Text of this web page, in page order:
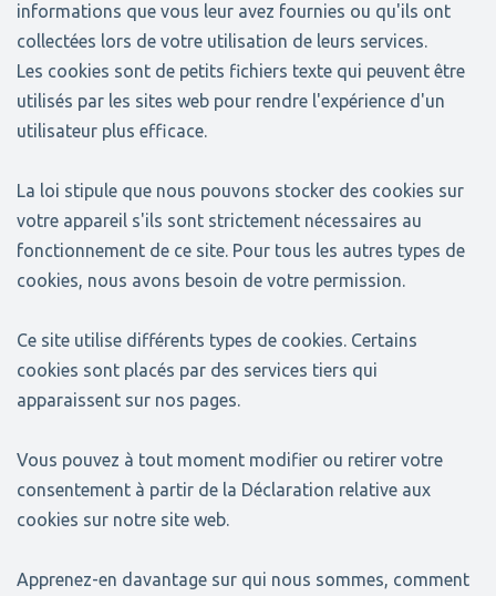
informations que vous leur avez fournies ou qu'ils ont
collectées lors de votre utilisation de leurs services.
Les cookies sont de petits fichiers texte qui peuvent être
utilisés par les sites web pour rendre l'expérience d'un
utilisateur plus efficace.
La loi stipule que nous pouvons stocker des cookies sur
votre appareil s'ils sont strictement nécessaires au
fonctionnement de ce site. Pour tous les autres types de
cookies, nous avons besoin de votre permission.
Ce site utilise différents types de cookies. Certains
cookies sont placés par des services tiers qui
apparaissent sur nos pages.
Vous pouvez à tout moment modifier ou retirer votre
consentement à partir de la Déclaration relative aux
cookies sur notre site web.
Apprenez-en davantage sur qui nous sommes, comment